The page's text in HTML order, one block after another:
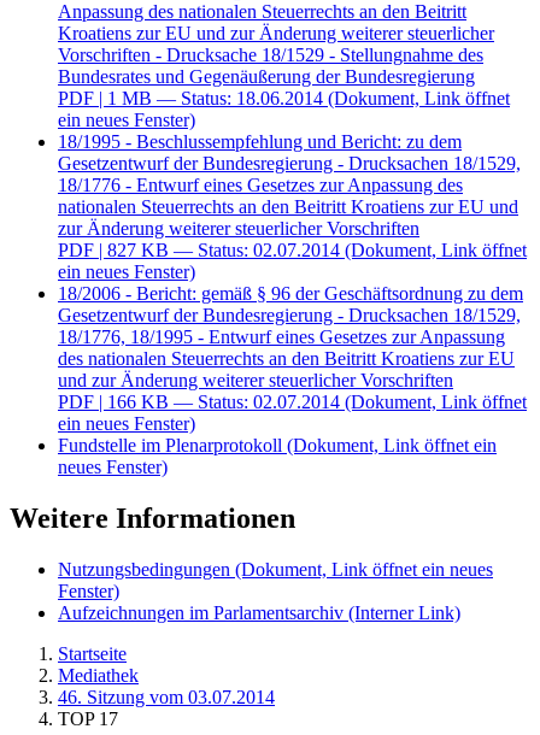
Anpassung des nationalen Steuerrechts an den Beitritt
Kroatiens zur EU und zur Änderung weiterer steuerlicher
Vorschriften - Drucksache 18/1529 - Stellungnahme des
Bundesrates und Gegenäußerung der Bundesregierung
PDF | 1 MB — Status: 18.06.2014 (Dokument, Link öffnet
ein neues Fenster)
18/1995 - Beschlussempfehlung und Bericht: zu dem
Gesetzentwurf der Bundesregierung - Drucksachen 18/1529,
18/1776 - Entwurf eines Gesetzes zur Anpassung des
nationalen Steuerrechts an den Beitritt Kroatiens zur EU und
zur Änderung weiterer steuerlicher Vorschriften
PDF | 827 KB — Status: 02.07.2014 (Dokument, Link öffnet
ein neues Fenster)
18/2006 - Bericht: gemäß § 96 der Geschäftsordnung zu dem
Gesetzentwurf der Bundesregierung - Drucksachen 18/1529,
18/1776, 18/1995 - Entwurf eines Gesetzes zur Anpassung
des nationalen Steuerrechts an den Beitritt Kroatiens zur EU
und zur Änderung weiterer steuerlicher Vorschriften
PDF | 166 KB — Status: 02.07.2014 (Dokument, Link öffnet
ein neues Fenster)
Fundstelle im Plenarprotokoll (Dokument, Link öffnet ein
neues Fenster)
Weitere Informationen
Nutzungsbedingungen (Dokument, Link öffnet ein neues
Fenster)
Aufzeichnungen im Parlamentsarchiv (Interner Link)
Startseite
Mediathek
46. Sitzung vom 03.07.2014
TOP 17